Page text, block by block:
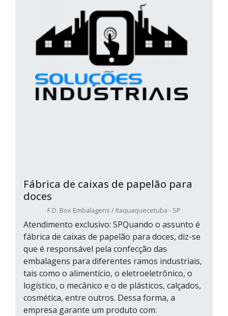
Fábrica de caixas de papelão para
doces
F.D. Box Embalagens / Itaquaquecetuba - SP
Atendimento exclusivo: SPQuando o assunto é
fábrica de caixas de papelão para doces, diz-se
que é responsável pela confecção das
embalagens para diferentes ramos industriais,
tais como o alimentício, o eletroeletrônico, o
logístico, o mecânico e o de plásticos, calçados,
cosmética, entre outros. Dessa forma, a
empresa garante um produto com: